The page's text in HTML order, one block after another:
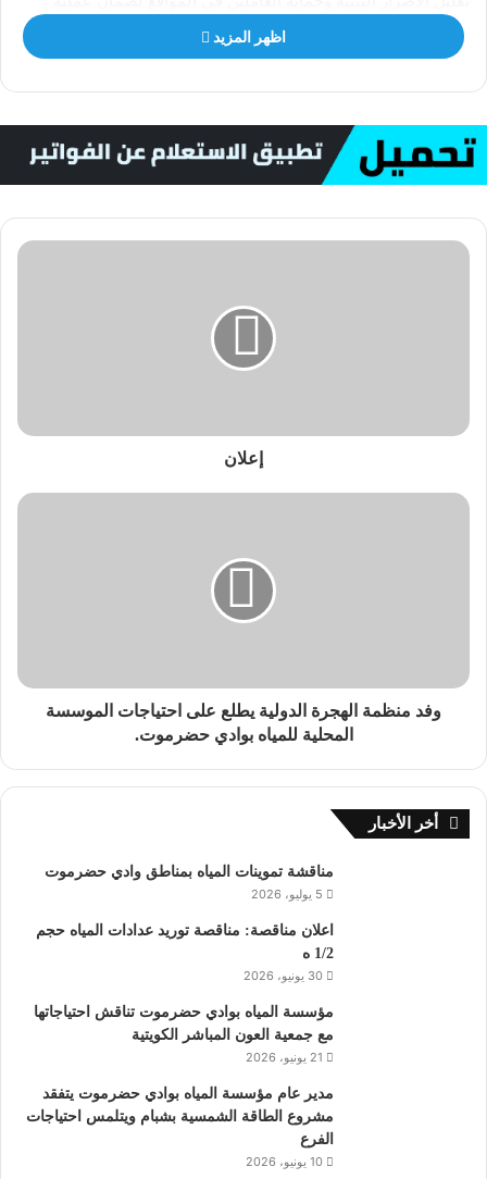
تنظيف سريعة وفعالة، إلى جانب التعرف على اجراءات الاسعافات
الاولية.
عمر السقاف شكرة لمنظمة اليونبس على حرصها واهتمامها بتنفيذ
مثل الدورات لتدريب العاملين إلى جانب دعم المنظمة لمشاريع
حضر الدورة نائب مدير عام المؤسسة للشئون المالية والادارية
سالم عمر مقرم ..
اظهر المزيد
إعلان
وفد منظمة الهجرة الدولية يطلع على احتياجات الموسسة
المحلية للمياه بوادي حضرموت.
أخر الأخبار
مناقشة تموينات المياه بمناطق وادي حضرموت
5 يوليو، 2026
اعلان مناقصة: مناقصة توريد عدادات المياه حجم
1/2 ه
30 يونيو، 2026
مؤسسة المياه بوادي حضرموت تناقش احتياجاتها
مع جمعية العون المباشر الكويتية
21 يونيو، 2026
مدير عام مؤسسة المياه بوادي حضرموت يتفقد
مشروع الطاقة الشمسية بشبام ويتلمس احتياجات
الفرع
10 يونيو، 2026